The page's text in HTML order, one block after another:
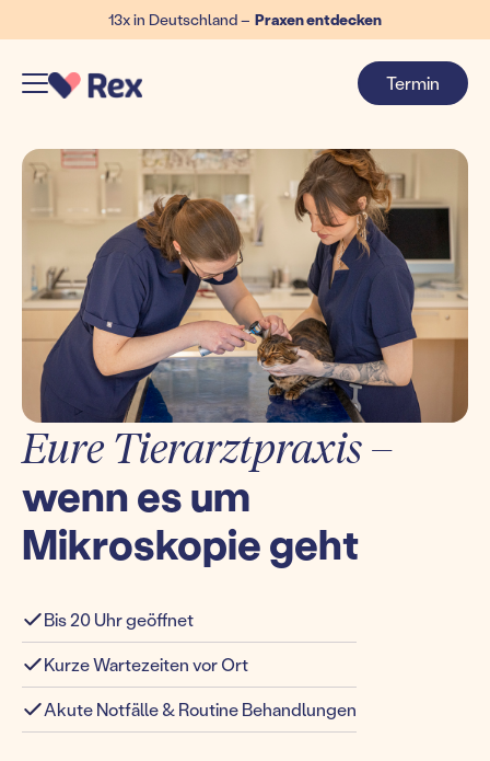
13x in Deutschland – Praxen entdecken
Termin
Eure Tierarztpraxis –
wenn es um
Mikroskopie geht
Bis 20 Uhr geöffnet
Kurze Wartezeiten vor Ort
Akute Notfälle & Routine Behandlungen